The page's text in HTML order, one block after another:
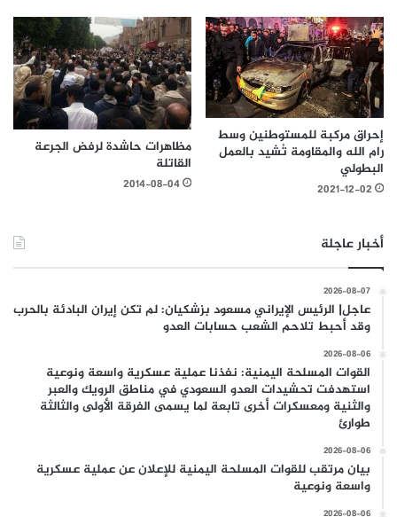
إحراق مركبة للمستوطنين وسط
رام الله والمقاومة تُشيد بالعمل
البطولي
2021-12-02
مظاهرات حاشدة لرفض الجرعة
القاتلة
2014-08-04
أخبار عاجلة
2026-08-07
عاجل| الرئيس الإيراني مسعود بزشكيان: لم تكن إيران البادئة بالحرب
وقد أحبط تلاحم الشعب حسابات العدو
2026-08-06
القوات المسلحة اليمنية: نفذنا عملية عسكرية واسعة ونوعية
استهدفت تحشيدات العدو السعودي في مناطق الرويك والعبر
والثنية ومعسكرات أخرى تابعة لما يسمى الفرقة الأولى والثالثة
طوارئ
2026-08-06
بيان مرتقب للقوات المسلحة اليمنية للإعلان عن عملية عسكرية
واسعة ونوعية
2026-08-06